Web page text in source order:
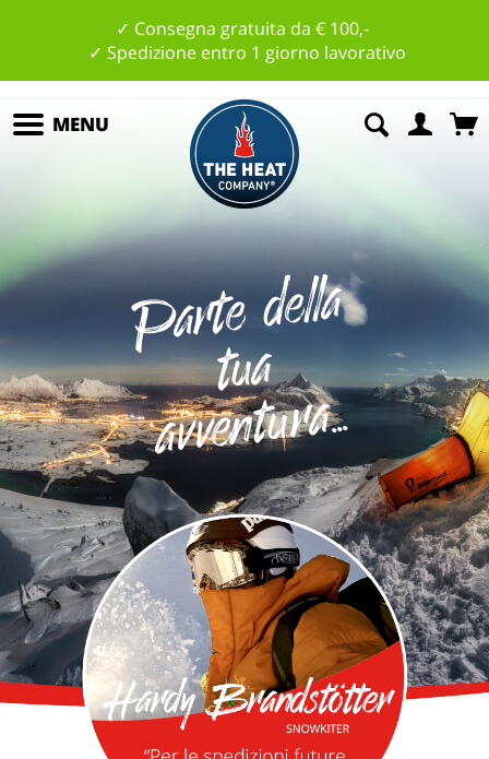
✓ Consegna gratuita da € 100,-
✓ Spedizione entro 1 giorno lavorativo
P
art
e
d
ell
a
t
u
a
a
vv
e
nt
u
r
a...
MENU